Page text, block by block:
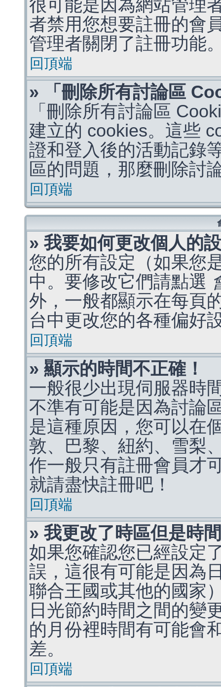
很可能是因為網站管理
者禁用您想要註冊的會
管理者關閉了註冊功能
回頂端
» 「刪除所有討論區
「刪除所有討論區
建立的 cookies。這些
證和登入後的活動記錄
區的問題，那麼刪除討
回頂端
» 我要如何更改個人的
您的所有設定（如果您
中。要修改它們請點選
外，一般都顯示在每頁
台中更改您的各種偏好
回頂端
» 顯示的時間不正確！
一般很少出現伺服器時
不準有可能是因為討論
是這種原因，您可以在
敦、巴黎、紐約、雪梨
作一般只有註冊會員才
就請盡快註冊吧！
回頂端
» 我更改了時區但是時
如果您確認您已經設定
誤，這很有可能是因為
聯合王國或其他的國家
日光節約時間之間的變
的月份裡時間有可能會
差。
回頂端